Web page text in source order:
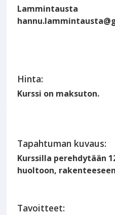
Lammintausta
Hinta:
Kurssi on maksuton.
Tapahtuman kuvaus:
Kurssilla perehdytään
huoltoon,
Tavoitteet: